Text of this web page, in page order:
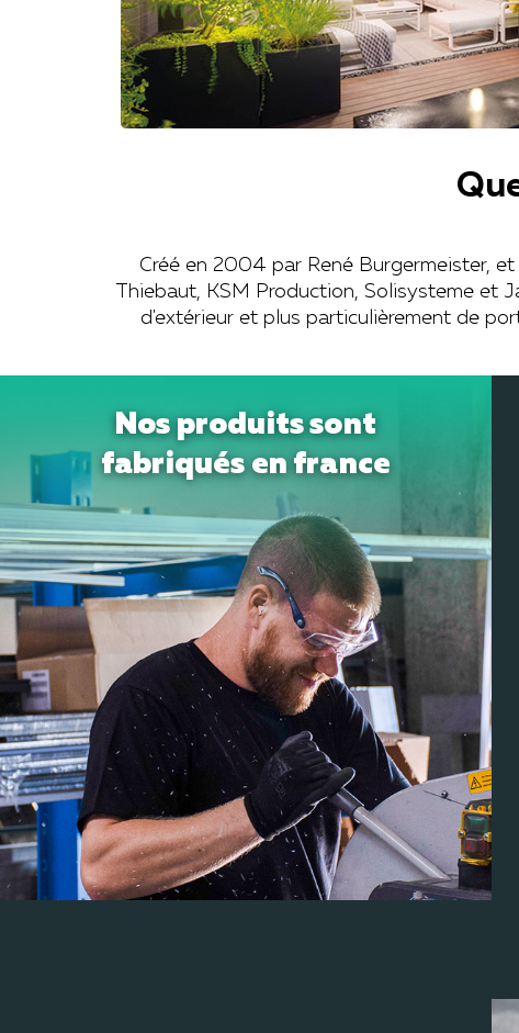
Créé en 2004 par René Burgermeister,
Thiebaut, KSM Production, Solisysteme et
d'extérieur et plus particulièrement de
Nos produits sont
fabriqués en france